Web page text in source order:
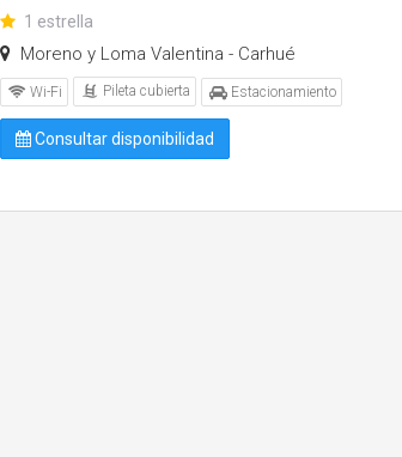
1 estrella
Moreno y Loma Valentina - Carhué
Wi-Fi Pileta cubierta Estacionamiento
Consultar disponibilidad